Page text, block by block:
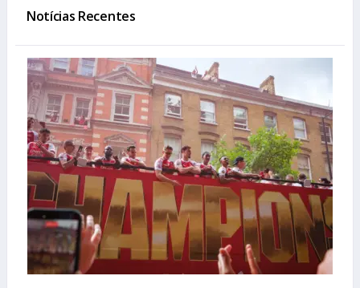
Notícias Recentes